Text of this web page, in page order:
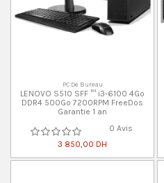
PC De Bureau
LENOVO S510 SFF ™ i3-6100 4Go
DDR4 500Go 7200RPM FreeDos
Garantie 1 an
0 Avis
3 850,00 DH